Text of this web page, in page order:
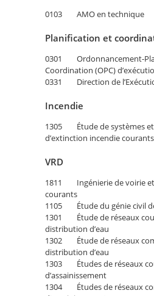
0103 AMO en technique
Planification et
0301 Ordonnancement-
Coordination (OPC)
0331 Direction de
Incendie
1305 Étude de systèmes et
d’extinction incendie courants
VRD
1811 Ingénierie de voirie et
courants
1105 Étude du génie civil
1301 Étude de réseaux
distribution d’eau
1302 Étude de réseaux
distribution d’eau
1303 Études de réseaux
d’assainissement
1304 Études de réseaux